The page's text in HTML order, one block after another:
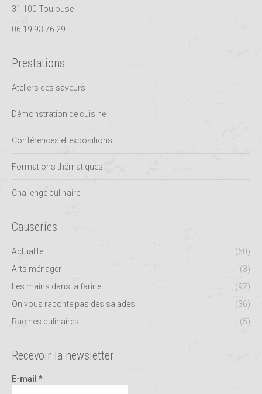
31 100 Toulouse
06 19 93 76 29
Prestations
Ateliers des saveurs
Démonstration de cuisine
Conférences et expositions
Formations thématiques
Challenge culinaire
Causeries
Actualité
(60)
Arts ménager
(3)
Les mains dans la farine
(97)
On vous raconte pas des salades
(36)
Racines culinaires
(5)
Recevoir la newsletter
E-mail *